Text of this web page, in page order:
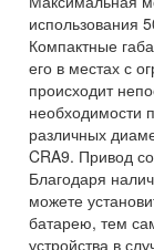
использования
Компактные
его в местах с
происходит
необходимости
различных
CRA9. Привод
Благодаря
можете
батарею, тем
устройства в